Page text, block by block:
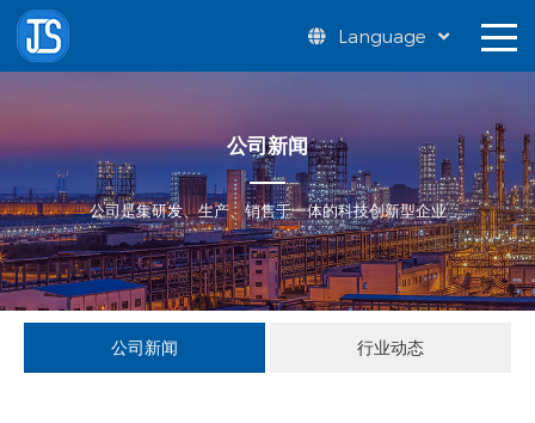
Language
公司新闻
公司是集研发、生产、销售于一体的科技创新型企业
公司新闻 行业动态